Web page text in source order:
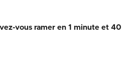
vous ramer en 1 minute et 40